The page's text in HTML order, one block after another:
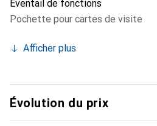
Éventail de fonctions
Pochette pour cartes de visite
Afficher plus
Évolution du prix